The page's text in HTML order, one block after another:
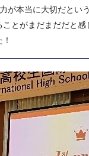
が本当に大切だと
ことがまだまだだと